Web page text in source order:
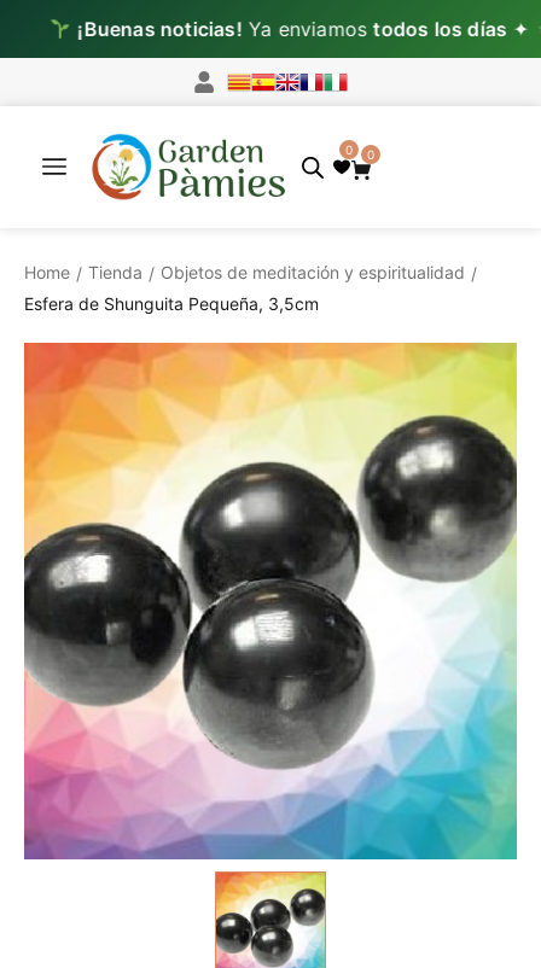
¡Buenas noticias!Ya enviamostodos los días✦
0 0
Home / Tienda / Objetos de meditación y espiritualidad /
Esfera de Shunguita Pequeña, 3,5cm